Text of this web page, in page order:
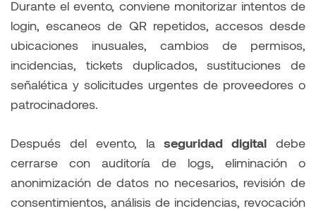
Durante el evento, conviene monitorizar intentos de
login, escaneos de QR repetidos, accesos desde
ubicaciones inusuales, cambios de permisos,
incidencias, tickets duplicados, sustituciones de
señalética y solicitudes urgentes de proveedores o
patrocinadores.
Después del evento, laseguridad digital debe
cerrarse con auditoría de logs, eliminación o
anonimización de datos no necesarios, revisión de
consentimientos, análisis de incidencias, revocación